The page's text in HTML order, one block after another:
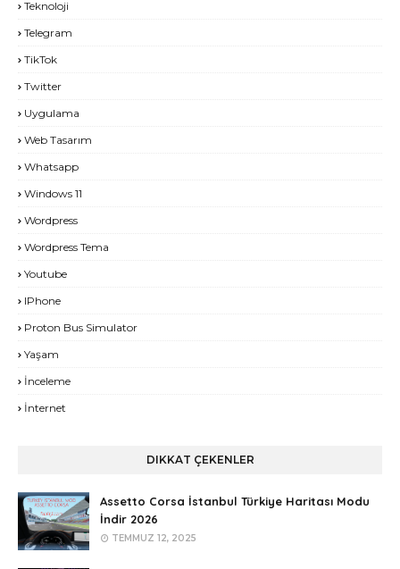
Teknoloji
Telegram
TikTok
Twitter
Uygulama
Web Tasarım
Whatsapp
Windows 11
Wordpress
Wordpress Tema
Youtube
IPhone
Proton Bus Simulator
Yaşam
İnceleme
İnternet
DIKKAT ÇEKENLER
Assetto Corsa İstanbul Türkiye Haritası Modu
İndir 2026
TEMMUZ 12, 2025